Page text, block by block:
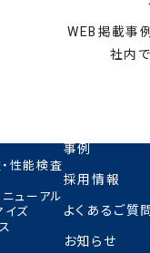
WEB掲載事
社内
性能検査
ューアル
イズ
事例
採用情報
よくあるご質
お知らせ